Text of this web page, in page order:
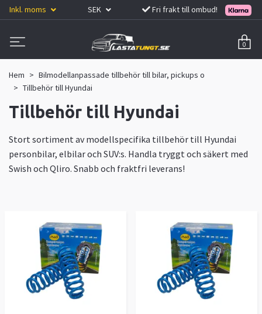
Inkl. moms SEK Fri frakt till ombud!
0
Hem
Bilmodellanpassade tillbehör till bilar, pickups o
Tillbehör till Hyundai
Tillbehör till Hyundai
Stort sortiment av modellspecifika tillbehör till Hyundai
personbilar, elbilar och SUV:s. Handla tryggt och säkert med
Swish och Qliro. Snabb och fraktfri leverans!